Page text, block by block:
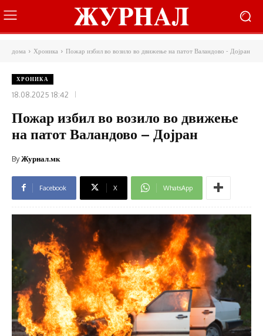
дома Хроника Пожар избил во возило во движење на патот Валандово - Дојран
ХРОНИКА
18.08.2025 18:42
Пожар избил во возило во движење
на патот Валандово – Дојран
ByЖурнал.мк
Facebook X WhatsApp